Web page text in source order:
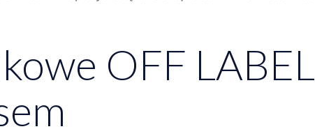
OFF LABEL